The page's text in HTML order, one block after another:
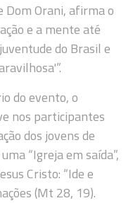
Dom Orani, afirma o
e a mente até
do Brasil e
do evento, o
nos participantes
dos jovens de
“Igreja em saída”,
Cristo: “Ide e
(Mt 28, 19).